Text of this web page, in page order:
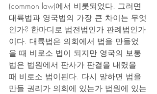
(common law)에서 비롯되었다. 그러면
대륙법과 영국법의 가장 큰 차이는 무엇
인가? 한마디로 법전법인가 판례법인가
이다. 대륙법은 의회에서 법을 만들었
을 때 비로소 법이 되지만 영국의 보통
법은 법원에서 판사가 판결을 내렸을
때 비로소 법이된다. 다시 말하면 법을
만들 권리가 의회에 있는가 법원에 있는